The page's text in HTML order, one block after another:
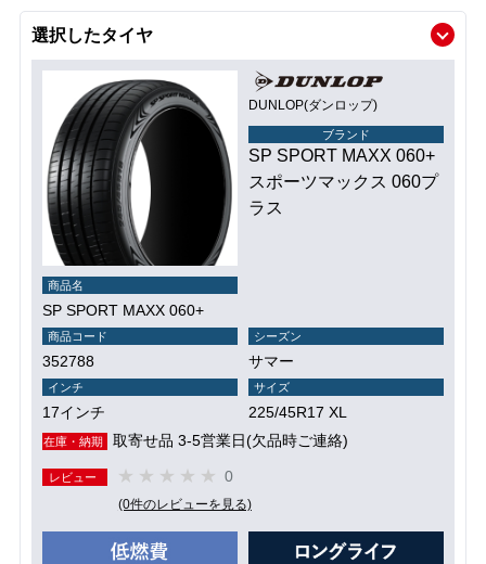
選択したタイヤ
DUNLOP(ダンロップ)
ブランド
SP SPORT MAXX 060+
スポーツマックス 060プ
ラス
商品名
SP SPORT MAXX 060+
商品コード
352788
シーズン
サマー
インチ
17インチ
サイズ
225/45R17 XL
在庫・納期 取寄せ品 3-5営業日(欠品時ご連絡)
レビュー 0
(0件のレビューを見る)